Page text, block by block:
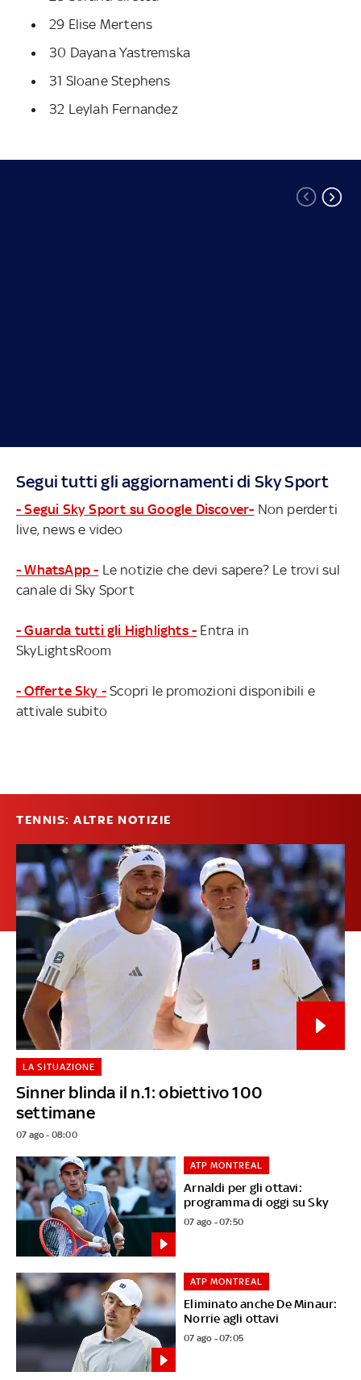
29 Elise Mertens
30 Dayana Yastremska
31 Sloane Stephens
32 Leylah Fernandez
Segui tutti gli aggiornamenti di Sky Sport
- Segui Sky Sport su Google Discover- Non perderti
live, news e video
- WhatsApp - Le notizie che devi sapere? Le trovi sul
canale di Sky Sport
- Guarda tutti gli Highlights - Entra in
SkyLightsRoom
- Offerte Sky - Scopri le promozioni disponibili e
attivale subito
TENNIS: ALTRE NOTIZIE
Sinner blinda il n.1: obiettivo 100
settimane
LA SITUAZIONE
07 ago - 08:00
Arnaldi per gli ottavi:
programma di oggi su Sky
ATP MONTREAL
07 ago - 07:50
Eliminato anche De Minaur:
Norrie agli ottavi
ATP MONTREAL
07 ago - 07:05